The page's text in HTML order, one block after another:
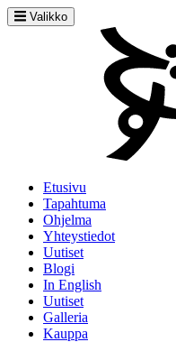
Valikko
Etusivu
Tapahtuma
Ohjelma
Yhteystiedot
Uutiset
Blogi
In English
Uutiset
Galleria
Kauppa